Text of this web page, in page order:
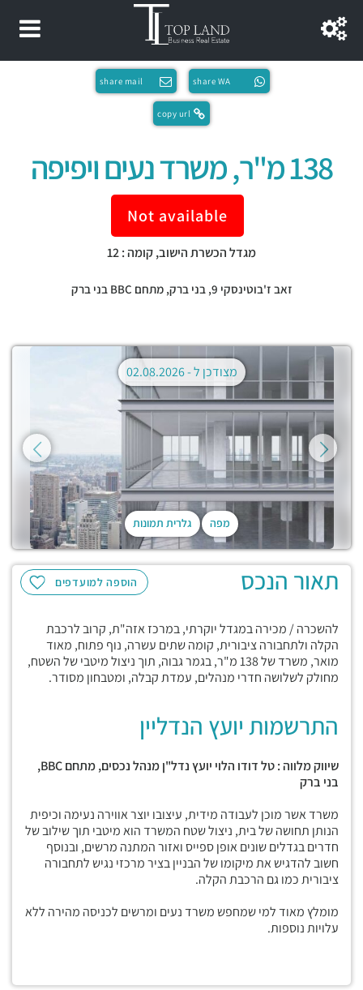
share WA
share mail
copy url
138 מ"ר, משרד נעים ויפיפה
Not available
מגדל הכשרת הישוב, קומה : 12
זאב ז'בוטינסקי 9, בני ברק,מתחם BBC בני ברק
מפה גלרית תמונות
מצודכן ל -02.08.2026
הוספה למועדפים תאור הנכס
להשכרה / מכירה במגדל יוקרתי, במרכז אזה"ת, קרוב לרכבת
הקלה ולתחבורה ציבורית, קומה שתים עשרה, נוף פתוח, מאוד
מואר, משרד של 138 מ"ר, בגמר גבוה, תוך ניצול מיטבי של השטח,
מחולק לשלושה חדרי מנהלים, עמדת קבלה, ומטבחון מסודר.
התרשמות יועץ הנדליין
שיווק מלווה : טל דודו הלוי יועץ נדל"ן מנהל נכסים, מתחם
בני ברק
משרד אשר מוכן לעבודה מידית, עיצובו יוצר אווירה נעימה וכיפית
הנותן תחושה של בית, ניצול שטח המשרד הוא מיטבי תוך שילוב של
חדרים בגדלים שונים אופן ספייס ואזור המתנה מרשים, ובנוסף
חשוב להדגיש את מיקומו של הבניין בציר מרכזי נגיש לתחבורה
ציבורית כמו גם הרכבת הקלה.
מומלץ מאוד למי שמחפש משרד נעים ומרשים לכניסה מהירה ללא
עלויות נוספות.